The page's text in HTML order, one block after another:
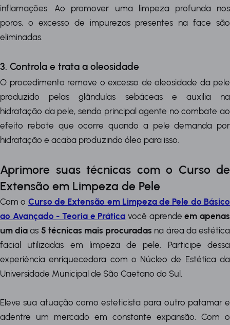
inflamações. Ao promover uma limpeza profunda nos
poros, o excesso de impurezas presentes na face são
eliminadas.
3. Controla e trata a oleosidade
O procedimento remove o excesso de oleosidade da pele
produzido pelas glândulas sebáceas e auxilia na
hidratação da pele, sendo principal agente no combate ao
efeito rebote que ocorre quando a pele demanda por
hidratação e acaba produzindo óleo para isso.
Aprimore suas técnicas com o Curso de
Extensão em Limpeza de Pele
Com o Curso de Extensão em Limpeza de Pele do Básico
ao Avançado - Teoria e Prática você aprendeem apenas
um dia as 5 técnicas mais procuradas na área da estética
facial utilizadas em limpeza de pele. Participe dessa
experiência enriquecedora com o Núcleo de Estética da
Universidade Municipal de São Caetano do Sul.
Eleve sua atuação como esteticista para outro patamar e
adentre um mercado em constante expansão. Com o